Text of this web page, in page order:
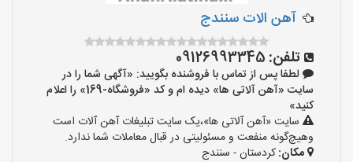
آهن الات سنندج
تلفن: 09126993345
لطفا پس از تماس با فروشنده بگویید: «آگهی شما را در
سایت «آهن آلاتی ها» دیده ام و کد «فروشگاه-169» را اعلام
کنید»
سایت «آهن آلاتی ها»،یک سایت تبلیغات آهن آلات است
وهیچ‌گونه منفعت و مسئولیتی در قبال معاملات شما ندارد.
مکان:کردستان - سنندج